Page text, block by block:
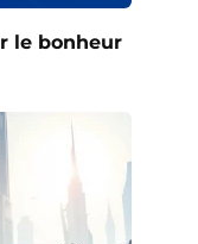
le bonheur